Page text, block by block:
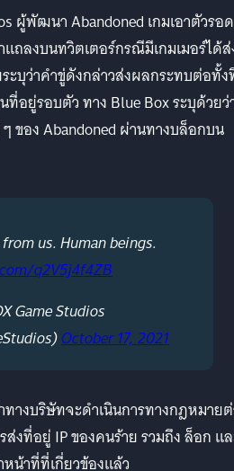
ผู้พัฒนา Abandoned เกมเอาตัวรอด
ถลงบนทวิตเตอร์กรณีมีเกมเมอร์ได้
ะบุว่าคำขู่ดังกล่าวส่งผลกระทบต่อทั้
ที่อยู่รอบตัว ทาง Blue Box ระบุด้วยว่
ของ Abandoned ผ่านทางบล็อกบน
us. Human beings.
q2V5j4f4ZB
Game Studios
October 17, 2021
างบริษัทจะดำเนินการทางกฎหมาย
งที่อยู่ IP ของคนร้าย รวมถึง ล็อก แ
น้าที่ที่เกี่ยวข้องแล้ว